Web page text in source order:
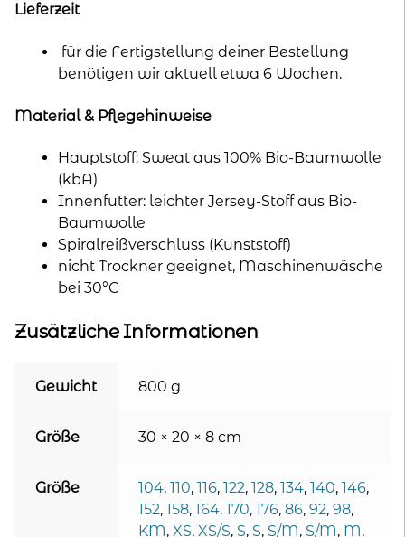
Lieferzeit
für die Fertigstellung deiner Bestellung
benötigen wir aktuell etwa 6 Wochen.
Material & Pflegehinweise
Hauptstoff: Sweat aus 100% Bio-Baumwolle
(kbA)
Innenfutter: leichter Jersey-Stoff aus Bio-
Baumwolle
Spiralreißverschluss (Kunststoff)
nicht Trockner geeignet, Maschinenwäsche
bei 30°C
Zusätzliche Informationen
Gewicht 800 g
Größe 30 × 20 × 8 cm
Größe 104, 110, 116, 122, 128, 134, 140, 146,
152, 158, 164, 170, 176, 86, 92, 98,
KM, XS, XS/S, S, S, S/M, S/M, M,